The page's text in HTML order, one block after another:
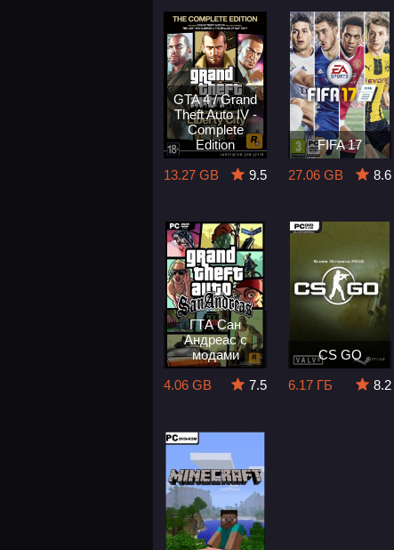
GTA 4 / Grand
Theft Auto IV -
Complete
Edition
13.27 GB
9.5
FIFA 17
27.06 GB
8.6
ГТА Сан
Андреас с
модами
4.06 GB
7.5
CS GO
6.17 ГБ
8.2